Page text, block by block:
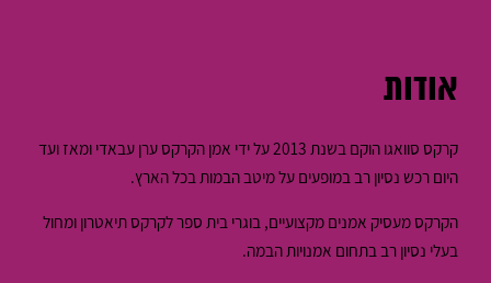
אודות
קרקס סוואגו הוקם בשנת 2013 על ידי אמן הקרקס ערן עבאדי ומאז ועד
היום רכש נסיון רב במופעים על מיטב הבמות בכל הארץ.
הקרקס מעסיק אמנים מקצועיים, בוגרי בית ספר לקרקס תיאטרון ומחול
בעלי נסיון רב בתחום אמנויות הבמה.